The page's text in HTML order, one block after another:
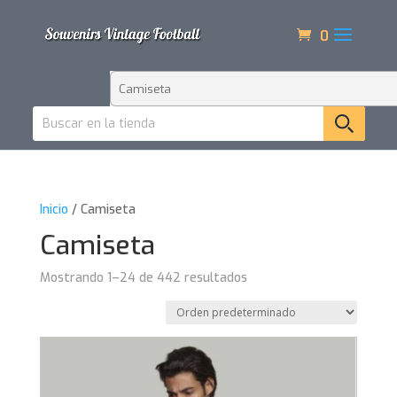
0
Inicio / Camiseta
Camiseta
Mostrando 1–24 de 442 resultados